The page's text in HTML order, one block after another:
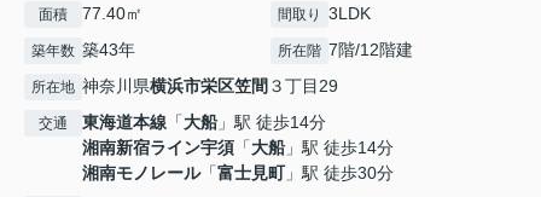
面積 77.40㎡ 間取り 3LDK
築年数 築43年 所在階 7階/12階建
所在地 神奈川県横浜市栄区笠間 ３丁目29
交通 東海道本線 「大船」駅 徒歩14分
湘南新宿ライン宇須 「大船」駅 徒歩14分
湘南モノレール「富士見町」駅 徒歩30分